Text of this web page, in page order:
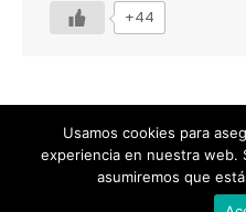
+44
Designed by
POLÍTICA DE
Usamos cookies para
experiencia en nuestra web.
asumiremos que